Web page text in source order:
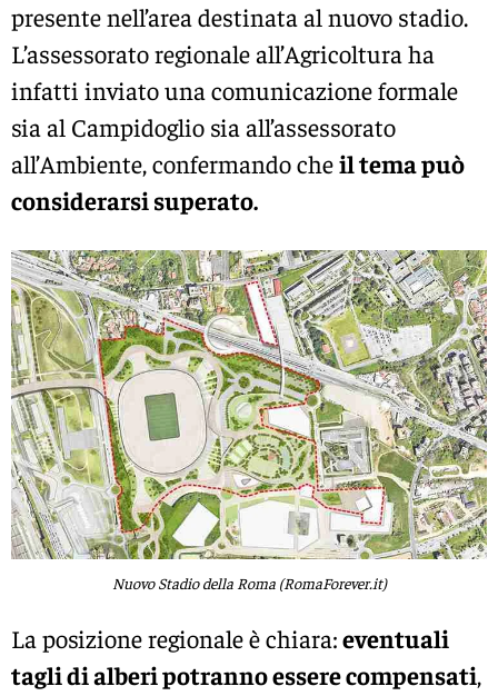
presente nell’area destinata al nuovo stadio.
L’assessorato regionale all’Agricoltura ha
infatti inviato una comunicazione formale
sia al Campidoglio sia all’assessorato
all’Ambiente, confermando cheil tema può
considerarsi superato.
Nuovo Stadio della Roma (RomaForever.it)
La posizione regionale è chiara:eventuali
tagli di alberi potranno essere compensati,